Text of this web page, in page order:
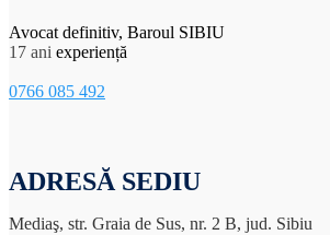
Avocat definitiv, Baroul SIBIU
17 ani experiență
0766 085 492
ADRESĂ SEDIU
Mediaş, str. Graia de Sus, nr. 2 B, jud. Sibiu